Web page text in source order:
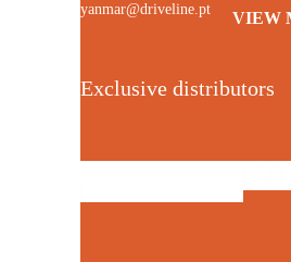
yanmar@driveline.pt
VIEW
Exclusive distributors